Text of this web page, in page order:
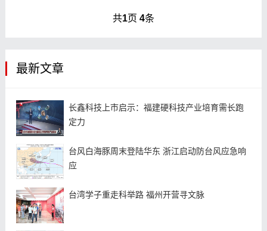
体加工...
共1页 4条
最新文章
长鑫科技上市启示：福建硬科技产业培育需长跑
定力
台风白海豚周末登陆华东 浙江启动防台风应急响
应
台湾学子重走科举路 福州开营寻文脉